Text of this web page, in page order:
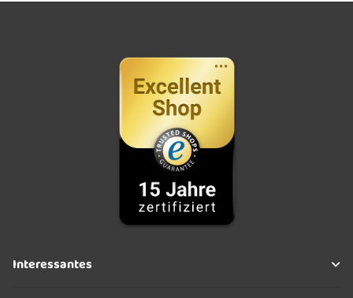
Interessantes